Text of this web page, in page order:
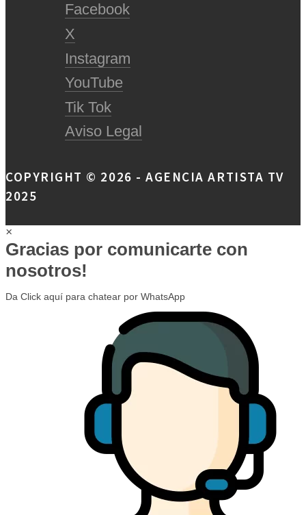
Facebook
X
Instagram
YouTube
Tik Tok
Aviso Legal
COPYRIGHT © 2026 - AGENCIA ARTISTA TV
2025
×
Gracias por comunicarte con
nosotros!
Da Click aquí para chatear por WhatsApp